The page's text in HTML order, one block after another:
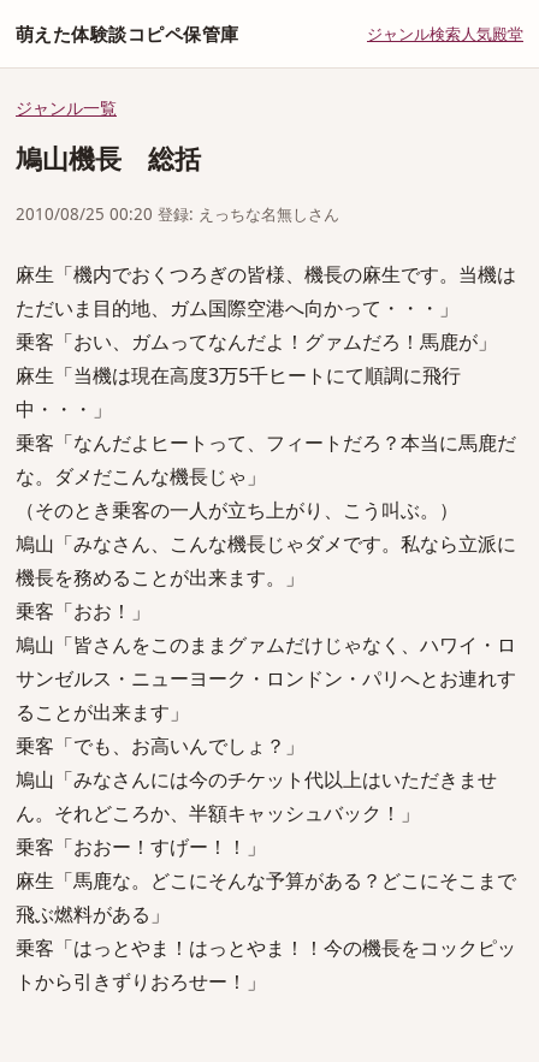
萌えた体験談コピペ保管庫 ジャンル検索人気殿堂
ジャンル一覧
鳩山機長 総括
2010/08/25 00:20 登録: えっちな名無しさん
麻生「機内でおくつろぎの皆様、機長の麻生です。当機は
ただいま目的地、ガム国際空港へ向かって・・・」
乗客「おい、ガムってなんだよ！グァムだろ！馬鹿が」
麻生「当機は現在高度3万5千ヒートにて順調に飛行
中・・・」
乗客「なんだよヒートって、フィートだろ？本当に馬鹿だ
な。ダメだこんな機長じゃ」
（そのとき乗客の一人が立ち上がり、こう叫ぶ。）
鳩山「みなさん、こんな機長じゃダメです。私なら立派に
機長を務めることが出来ます。」
乗客「おお！」
鳩山「皆さんをこのままグァムだけじゃなく、ハワイ・ロ
サンゼルス・ニューヨーク・ロンドン・パリへとお連れす
ることが出来ます」
乗客「でも、お高いんでしょ？」
鳩山「みなさんには今のチケット代以上はいただきませ
ん。それどころか、半額キャッシュバック！」
乗客「おおー！すげー！！」
麻生「馬鹿な。どこにそんな予算がある？どこにそこまで
飛ぶ燃料がある」
乗客「はっとやま！はっとやま！！今の機長をコックピッ
トから引きずりおろせー！」